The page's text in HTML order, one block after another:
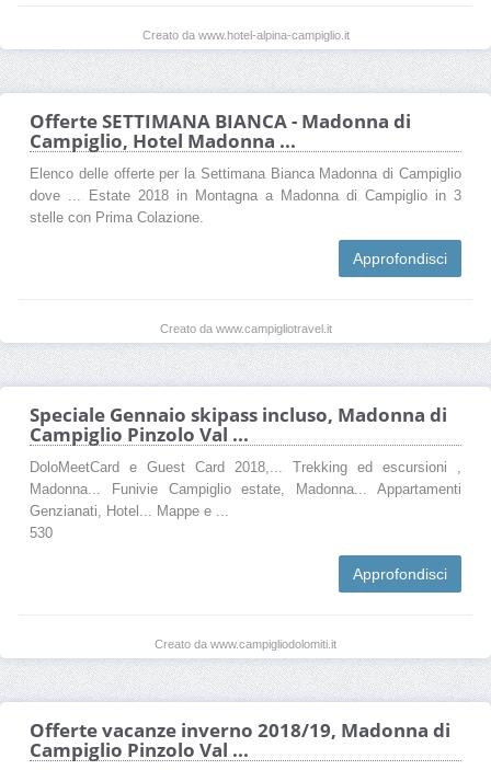
Creato da www.hotel-alpina-campiglio.it
Offerte SETTIMANA BIANCA - Madonna di
Campiglio, Hotel Madonna ...
Elenco delle offerte per la Settimana Bianca Madonna di Campiglio
dove ... Estate 2018 in Montagna a Madonna di Campiglio in 3
stelle con Prima Colazione.
Approfondisci
Creato da www.campigliotravel.it
Speciale Gennaio skipass incluso, Madonna di
Campiglio Pinzolo Val ...
DoloMeetCard e Guest Card 2018,... Trekking ed escursioni ,
Madonna... Funivie Campiglio estate, Madonna... Appartamenti
Genzianati, Hotel... Mappe e ...
530
Approfondisci
Creato da www.campigliodolomiti.it
Offerte vacanze inverno 2018/19, Madonna di
Campiglio Pinzolo Val ...